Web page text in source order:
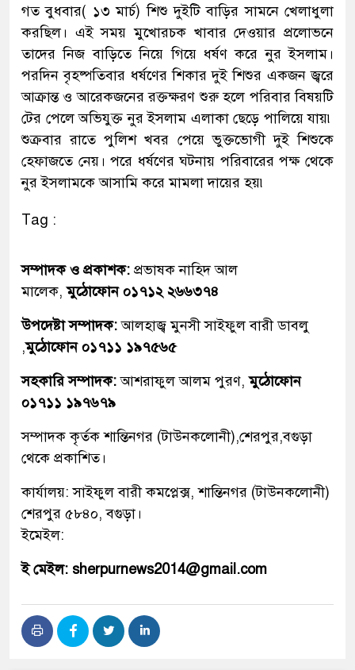
গত বুধবার( ১৩ মার্চ) শিশু দুইটি বাড়ির সামনে খেলাধুলা
করছিল। এই সময় মুখোরচক খাবার দেওয়ার প্রলোভনে
তাদের নিজ বাড়িতে নিয়ে গিয়ে ধর্ষণ করে নুর ইসলাম।
পরদিন বৃহষ্পতিবার ধর্ষণের শিকার দুই শিশুর একজন জ্বরে
আক্রান্ত ও আরেকজনের রক্তক্ষরণ শুরু হলে পরিবার বিষয়টি
টের পেলে অভিযুক্ত নুর ইসলাম এলাকা ছেড়ে পালিয়ে যায়৷
শুক্রবার রাতে পুলিশ খবর পেয়ে ভুক্তভোগী দুই শিশুকে
হেফাজতে নেয়। পরে ধর্ষণের ঘটনায় পরিবারের পক্ষ থেকে
নুর ইসলামকে আসামি করে মামলা দায়ের হয়৷
Tag :
সম্পাদক ও প্রকাশক: প্রভাষক নাহিদ আল
মালেক,মুঠোফোন ০১৭১২ ২৬৬৩৭৪
উপদেষ্টা সম্পাদক:আলহাজ্ব মুনসী সাইফুল বারী ডাবলু
,মুঠোফোন ০১৭১১ ১৯৭৫৬৫
সহকারি সম্পাদক:আশরাফুল আলম পুরণ,মুঠোফোন
০১৭১১ ১৯৭৬৭৯
সম্পাদক কৃর্তক শান্তিনগর (টাউনকলোনী),শেরপুর,বগুড়া
থেকে প্রকাশিত।
কার্যালয়: সাইফুল বারী কমপ্লেক্স, শান্তিনগর (টাউনকলোনী)
শেরপুর ৫৮৪০, বগুড়া।
ইমেইল:
ই মেইল: sherpurnews2014@gmail.com